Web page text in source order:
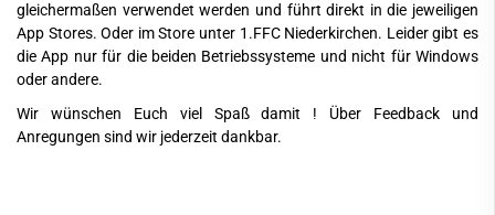
gleichermaßen verwendet werden und führt direkt in die jeweiligen
App Stores. Oder im Store unter 1.FFC Niederkirchen. Leider gibt es
die App nur für die beiden Betriebssysteme und nicht für Windows
oder andere.
Wir wünschen Euch viel Spaß damit ! Über Feedback und
Anregungen sind wir jederzeit dankbar.